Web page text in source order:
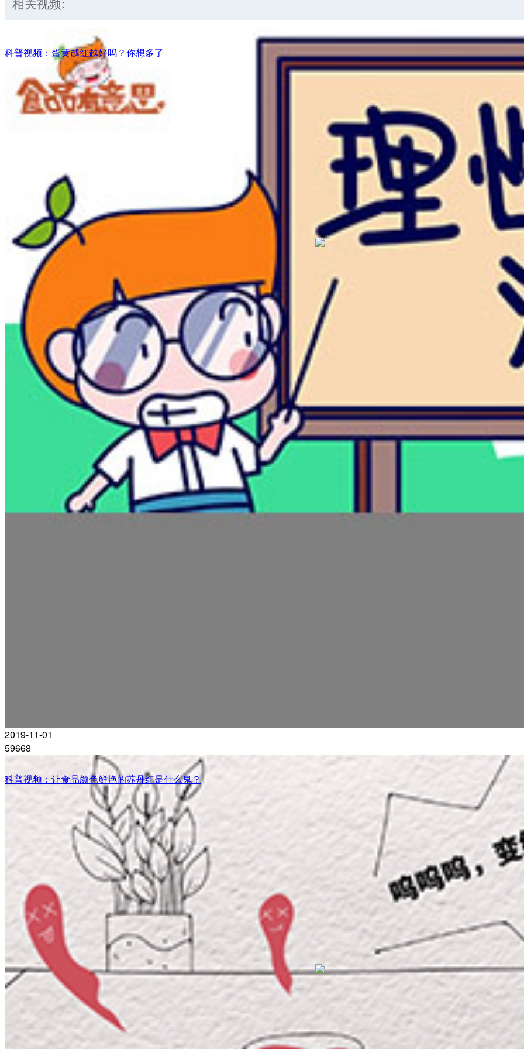
科普视频：蛋黄越红越好吗？你想多了
2019-11-01
59668
科普视频：让食品颜色鲜艳的苏丹红是什么鬼？